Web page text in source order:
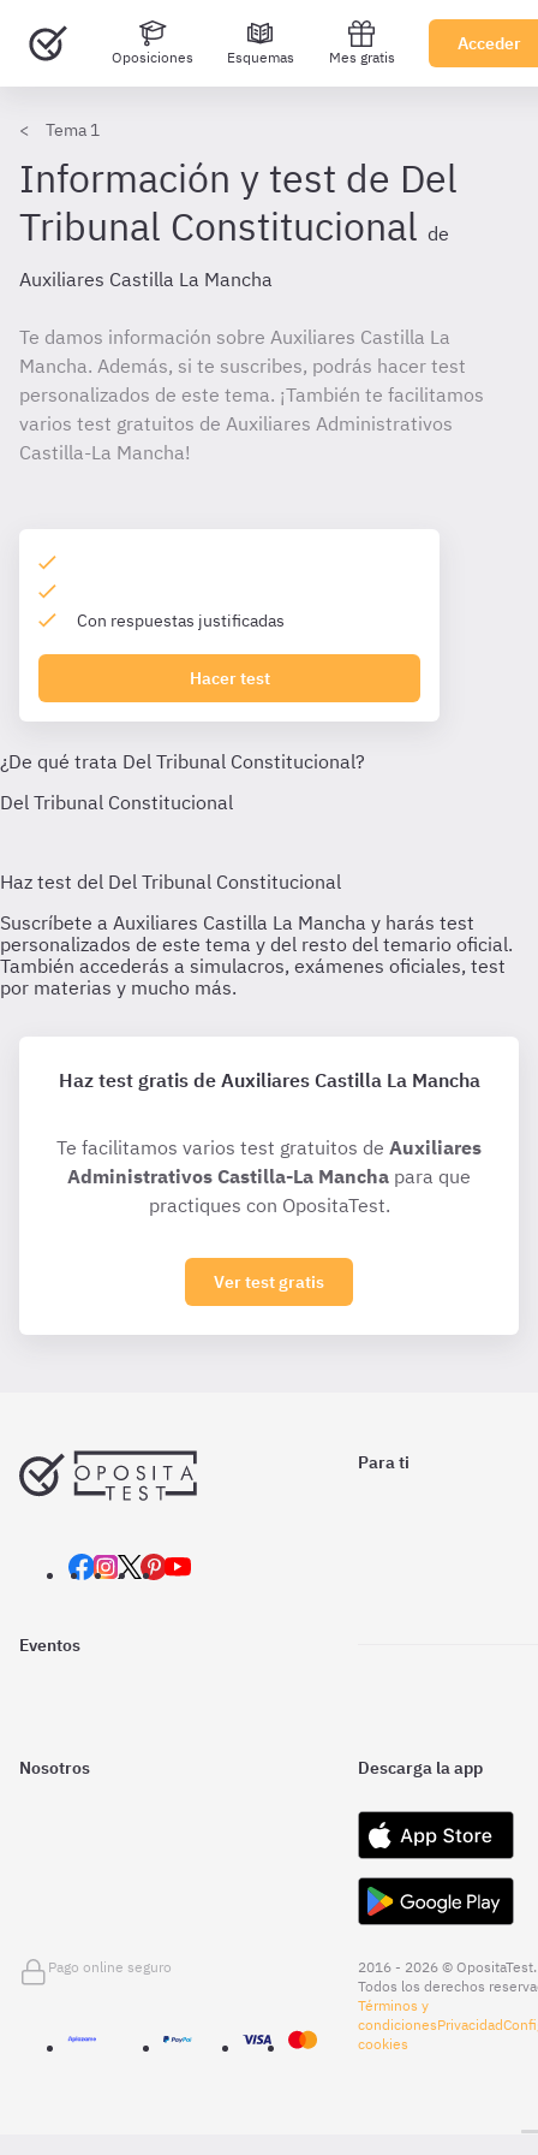
Oposiciones Esquemas Mes gratis
Acceder
Tema 1
Información y test de Del
Tribunal Constitucional de
Auxiliares Castilla La Mancha
Te damos información sobre Auxiliares Castilla La
Mancha. Además, si te suscribes, podrás hacer test
personalizados de este tema. ¡También te facilitamos
varios test gratuitos de Auxiliares Administrativos
Castilla-La Mancha!
Con respuestas justificadas
Hacer test
Haz test gratis de Auxiliares Castilla La Mancha
Te facilitamos varios test gratuitos de Auxiliares
Administrativos Castilla-La Mancha para que
practiques con OpositaTest.
Ver test gratis
Para ti
Eventos
Nosotros Descarga la app
Pago online seguro
2016 - 2026 © OpositaTest.
Todos los derechos
Términos y
condicionesPrivacidad
cookies